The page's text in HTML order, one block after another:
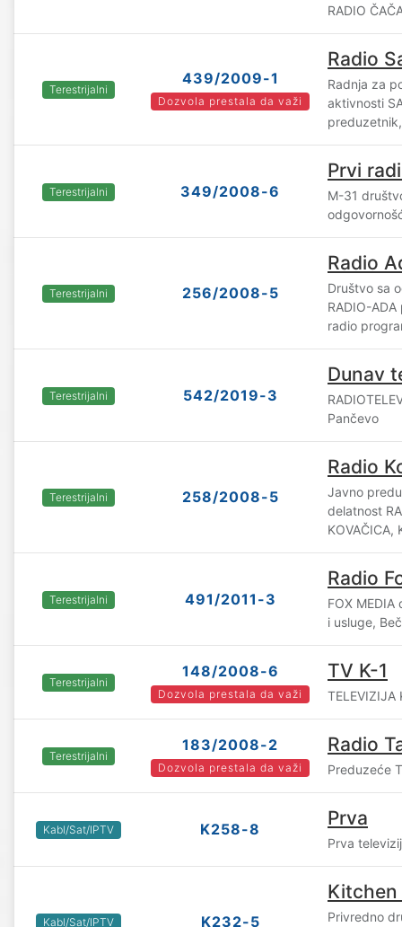
RADIO
Terestrijalni
439/2009-1
Dozvola prestala da važi
Radio
Radnja za
aktivnosti
Terestrijalni 349/2008-6
Prvi
M-31
Terestrijalni 256/2008-5
Radio
Društvo sa
RADIO-
radio
Terestrijalni 542/2019-3
Dunav
Pančevo
Terestrijalni 258/2008-5
Radio
Javno
delatnost
KOVAČICA,
Terestrijalni 491/2011-3
Radio
FOX
i usluge,
Terestrijalni
148/2008-6
Dozvola prestala da važi
TV K-1
TELEVIZIJA
Terestrijalni
183/2008-2
Dozvola prestala da važi
Radio
Preduzeće
Kabl/Sat/IPTV K258-8 Prva
Prva
Kabl/Sat/IPTV K232-5
Kitchen
Privredno